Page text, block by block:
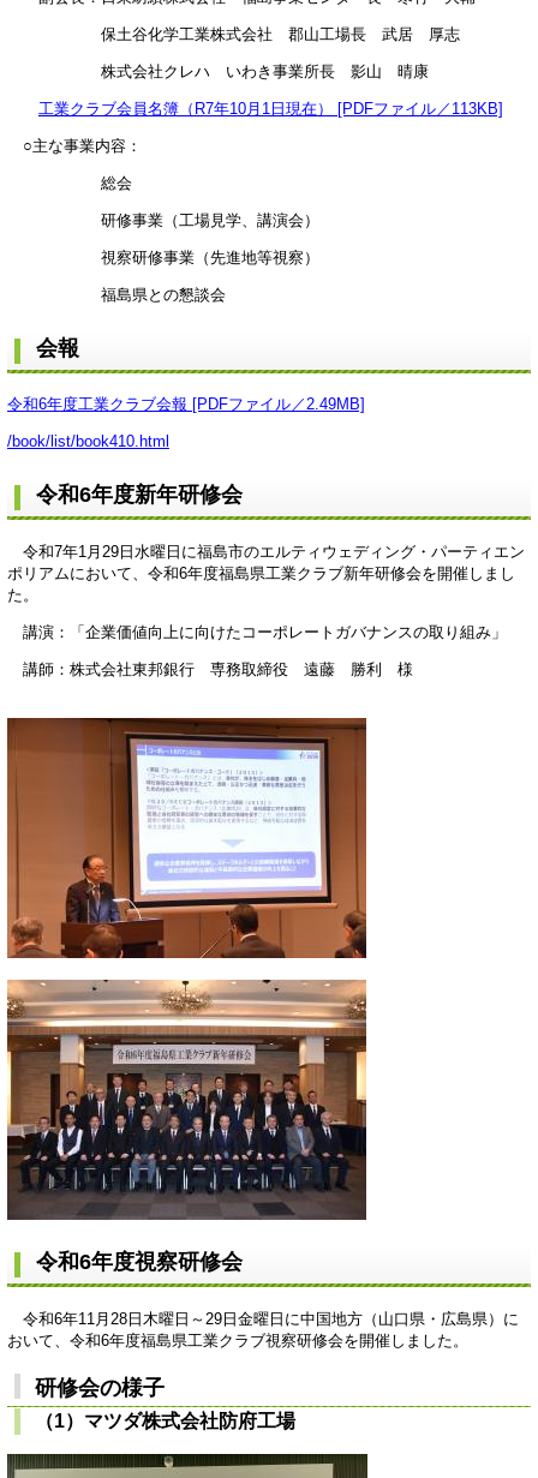
保土谷化学工業株式会社 郡山工場長 武居 厚志
株式会社クレハ いわき事業所長 影山 晴康
工業クラブ会員名簿（R7年10月1日現在） [PDFファイル／113KB]
○主な事業内容：
総会
研修事業（工場見学、講演会）
視察研修事業（先進地等視察）
福島県との懇談会
会報
令和6年度工業クラブ会報 [PDFファイル／2.49MB]
/book/list/book410.html
令和6年度新年研修会
令和7年1月29日水曜日に福島市のエルティウェディング・パーティエン
ポリアムにおいて、令和6年度福島県工業クラブ新年研修会を開催しまし
た。
講演：「企業価値向上に向けたコーポレートガバナンスの取り組み」
講師：株式会社東邦銀行 専務取締役 遠藤 勝利 様
令和6年度視察研修会
令和6年11月28日木曜日～29日金曜日に中国地方（山口県・広島県）に
おいて、令和6年度福島県工業クラブ視察研修会を開催しました。
研修会の様子
（1）マツダ株式会社防府工場